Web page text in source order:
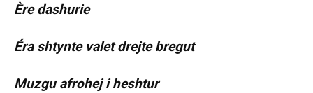
Ère dashurie
Éra shtynte valet drejte bregut
Muzgu afrohej i heshtur